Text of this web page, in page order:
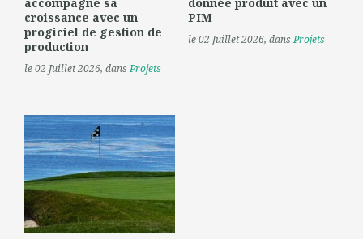
croissance avec un
progiciel de gestion de
production
le 02 Juillet 2026, dansProjets
PIM
le 02 Juillet 2026, dansProjets